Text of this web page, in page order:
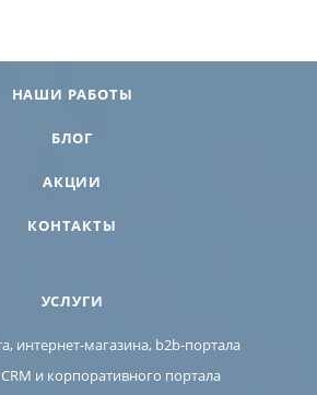
НАШИ РАБОТЫ
БЛОГ
АКЦИИ
КОНТАКТЫ
УСЛУГИ
интернет-магазина, b2b-портала
и корпоративного портала